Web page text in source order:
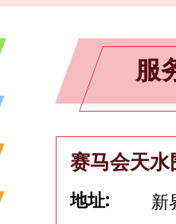
服
赛马会天水
地址: 新